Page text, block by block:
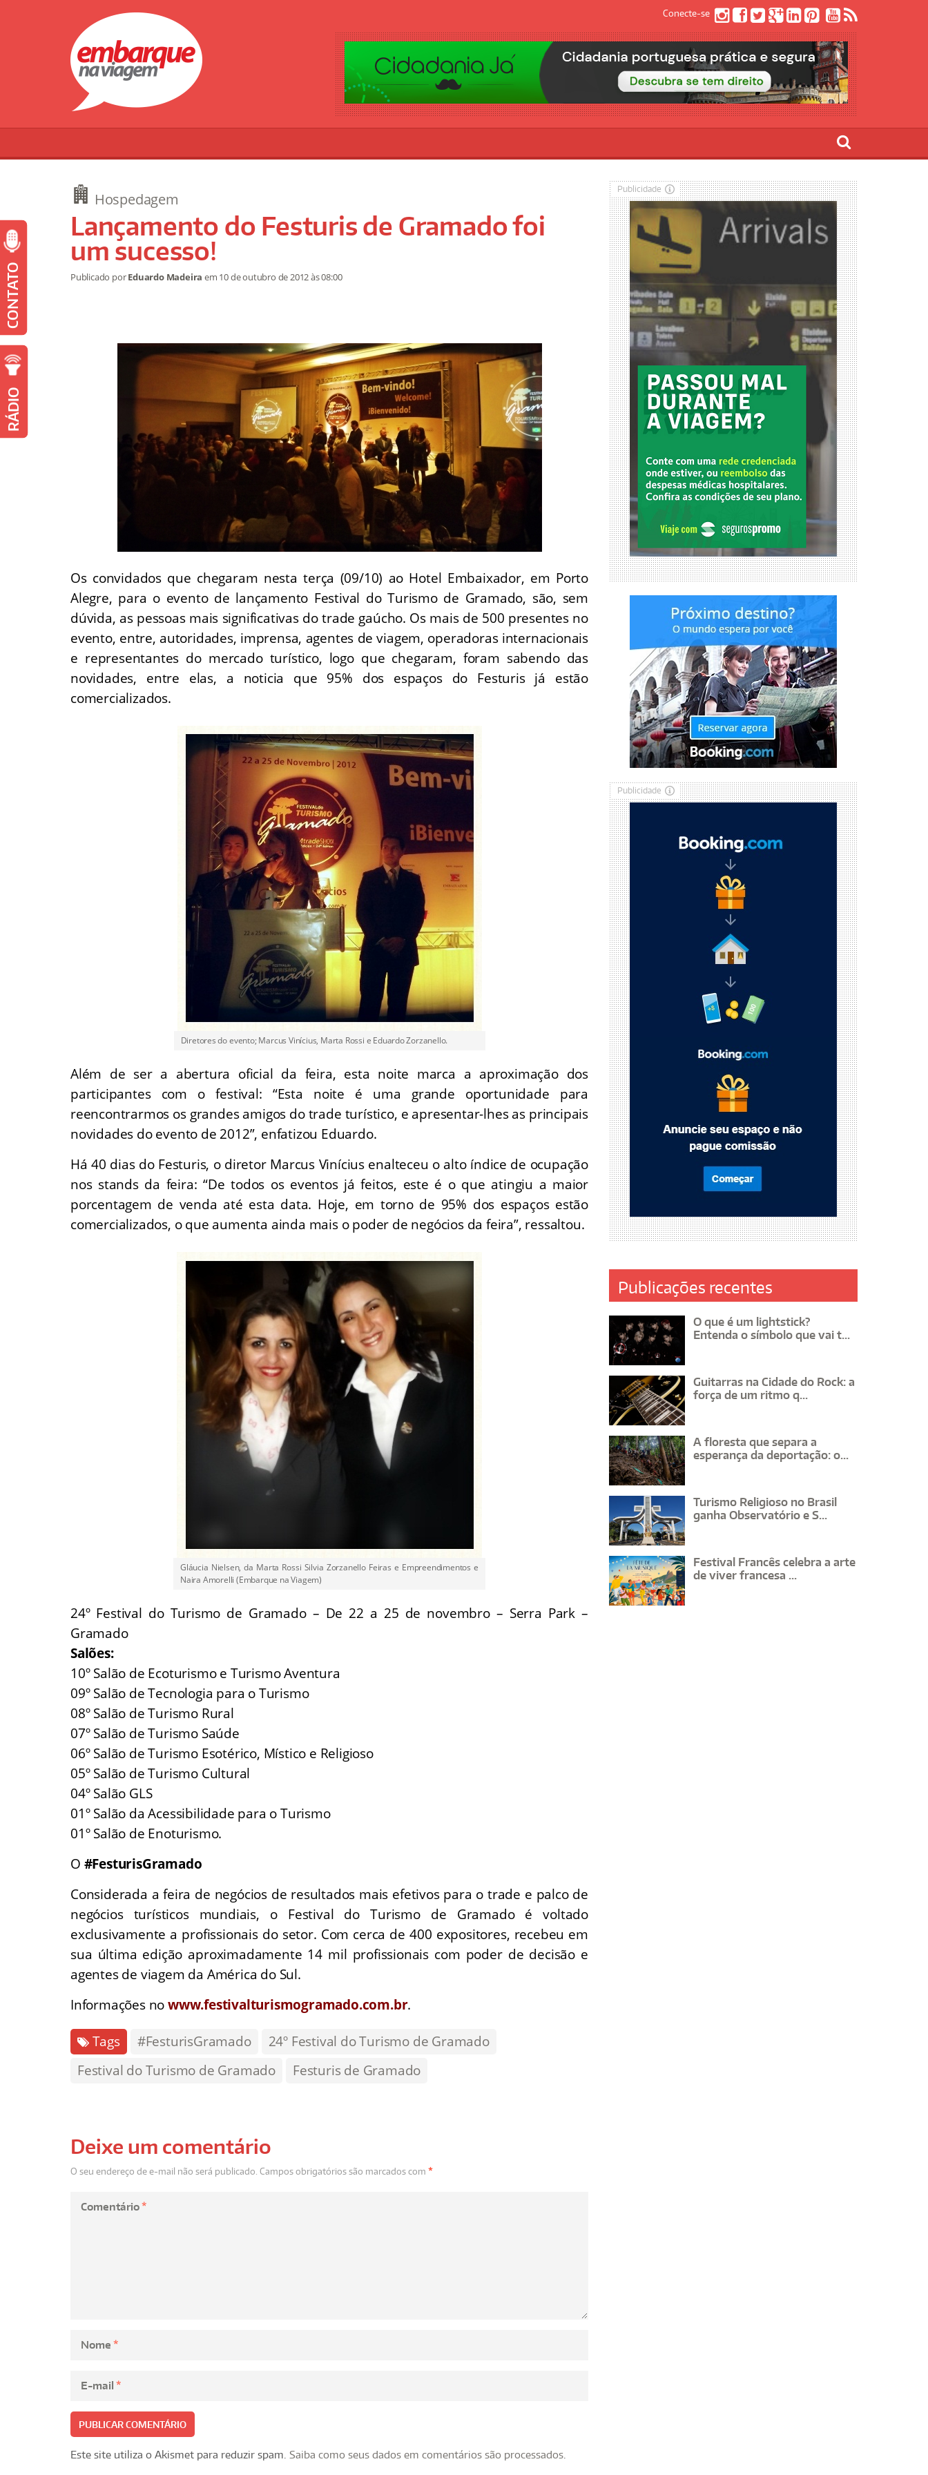
Conecte-se
Hospedagem
Lançamento do Festuris de Gramado foi
um sucesso!
Publicado porEduardo Madeira em 10 de outubro de 2012às 08:00
Os convidados que chegaram nesta terça (09/10) ao Hotel Embaixador, em Porto
Alegre, para o evento de lançamento Festival do Turismo de Gramado, são, sem
dúvida, as pessoas mais significativas do trade gaúcho. Os mais de 500 presentes no
evento, entre, autoridades, imprensa, agentes de viagem, operadoras internacionais
e representantes do mercado turístico, logo que chegaram, foram sabendo das
novidades, entre elas, a noticia que 95% dos espaços do Festuris já estão
comercializados.
Diretores do evento; Marcus Vinícius, Marta Rossi e Eduardo Zorzanello.
Além de ser a abertura oficial da feira, esta noite marca a aproximação dos
participantes com o festival: “Esta noite é uma grande oportunidade para
reencontrarmos os grandes amigos do trade turístico, e apresentar-lhes as principais
novidades do evento de 2012”, enfatizou Eduardo.
Há 40 dias do Festuris, o diretor Marcus Vinícius enalteceu o alto índice de ocupação
nos stands da feira: “De todos os eventos já feitos, este é o que atingiu a maior
porcentagem de venda até esta data. Hoje, em torno de 95% dos espaços estão
comercializados, o que aumenta ainda mais o poder de negócios da feira”, ressaltou.
Gláucia Nielsen, da Marta Rossi Silvia Zorzanello Feiras e Empreendimentos e
Naira Amorelli (Embarque na Viagem)
24º Festival do Turismo de Gramado – De 22 a 25 de novembro – Serra Park –
Gramado
Salões:
10º Salão de Ecoturismo e Turismo Aventura
09º Salão de Tecnologia para o Turismo
08º Salão de Turismo Rural
07º Salão de Turismo Saúde
06º Salão de Turismo Esotérico, Místico e Religioso
05º Salão de Turismo Cultural
04º Salão GLS
01º Salão da Acessibilidade para o Turismo
01º Salão de Enoturismo.
O #FesturisGramado
Considerada a feira de negócios de resultados mais efetivos para o trade e palco de
negócios turísticos mundiais, o Festival do Turismo de Gramado é voltado
exclusivamente a profissionais do setor. Com cerca de 400 expositores, recebeu em
sua última edição aproximadamente 14 mil profissionais com poder de decisão e
agentes de viagem da América do Sul.
Informações nowww.festivalturismogramado.com.br.
Tags #FesturisGramado
24º Festival do Turismo de Gramado
Festival do Turismo de Gramado
Festuris de Gramado
Deixe um comentário
O seu endereço de e-mail não será publicado. Campos obrigatórios são marcados com *
Comentário*
Nome *
E-mail *
Este site utiliza o Akismet para reduzir spam. Saiba como seus dados em comentários são processados
Publicidade
Publicidade
Publicações recentes
O que é um lightstick?
Entenda o símbolo que vai t...
Guitarras na Cidade do Rock: a
força de um ritmo q...
A floresta que separa a
esperança da deportação: o...
Turismo Religioso no Brasil
ganha Observatório e S...
Festival Francês celebra a arte
de viver francesa ...
CONTATO
RÁDIO